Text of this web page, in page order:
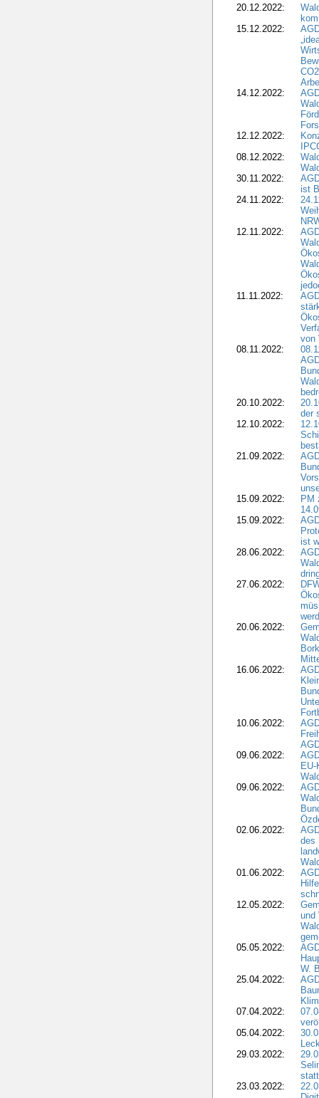
20.12.2022:
15.12.2022:
14.12.2022:
12.12.2022:
08.12.2022:
30.11.2022:
ist
24.11.2022:
12.11.2022:
11.11.2022:
von
08.11.2022:
20.10.2022:
der
12.10.2022:
21.09.2022:
15.09.2022:
PM
15.09.2022:
ist
28.06.2022:
27.06.2022:
20.06.2022:
16.06.2022:
10.06.2022:
09.06.2022:
09.06.2022:
02.06.2022:
des
01.06.2022:
12.05.2022:
und
05.05.2022:
W.
25.04.2022:
07.04.2022:
05.04.2022:
29.03.2022:
23.03.2022: